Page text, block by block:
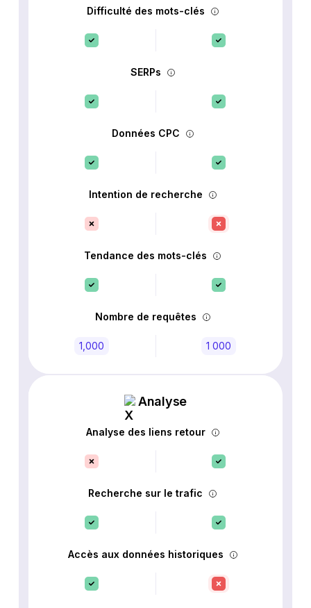
Difficulté des mots-clés
SERPs
Données CPC
Intention de recherche
Tendance des mots-clés
Nombre de requêtes
1,000 1 000
Analyse
Analyse des liens retour
Recherche sur le trafic
Accès aux données historiques